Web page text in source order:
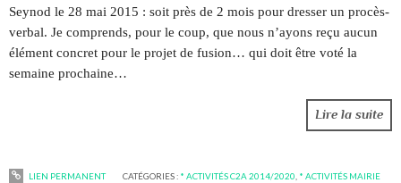
Seynod le 28 mai 2015 : soit près de 2 mois pour dresser un procès-
verbal. Je comprends, pour le coup, que nous n’ayons reçu aucun
élément concret pour le projet de fusion… qui doit être voté la
semaine prochaine…
Lire la suite
LIEN PERMANENT CATÉGORIES : * ACTIVITÉS C2A 2014/2020 * ACTIVITÉS MAIRIE